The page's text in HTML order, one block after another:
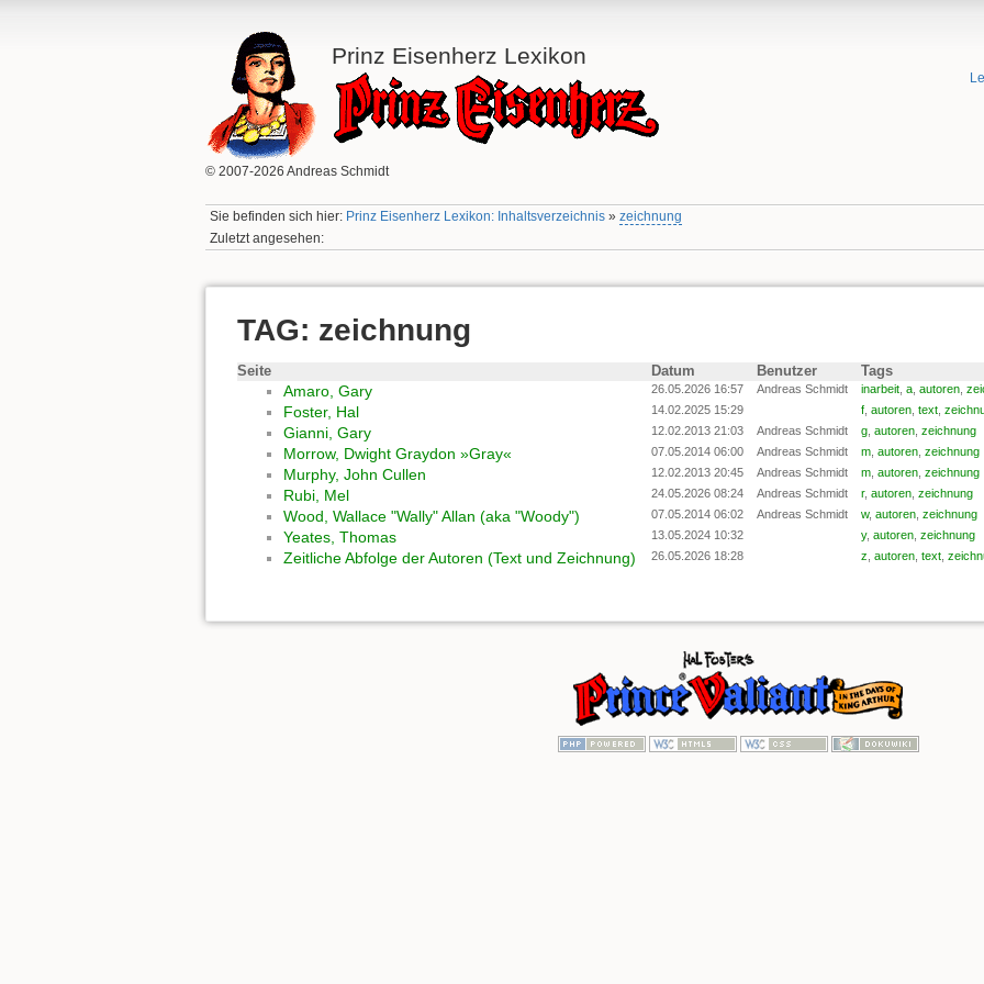
Prinz Eisenherz Lexikon
© 2007-2026 Andreas Schmidt
Sie befinden sich hier: Prinz Eisenherz Lexikon: Inhaltsverzeichnis »zeichnung
Zuletzt angesehen:
TAG: zeichnung
Seite Datum Benutzer Tags
Amaro, Gary 26.05.2026 16:57 Andreas Schmidt inarbeit a autoren
Foster, Hal 14.02.2025 15:29 f autoren text
Gianni, Gary 12.02.2013 21:03 Andreas Schmidt g autoren zeichnung
Morrow, Dwight Graydon »Gray« 07.05.2014 06:00 Andreas Schmidt m autoren zeichnung
Murphy, John Cullen 12.02.2013 20:45 Andreas Schmidt m autoren zeichnung
Rubi, Mel 24.05.2026 08:24 Andreas Schmidt r, autoren zeichnung
Wood, Wallace "Wally" Allan (aka "Woody") 07.05.2014 06:02 Andreas Schmidt w, autoren zeichnung
Yeates, Thomas 13.05.2024 10:32 y, autoren zeichnung
Zeitliche Abfolge der Autoren (Text und Zeichnung) 26.05.2026 18:28 z autoren text